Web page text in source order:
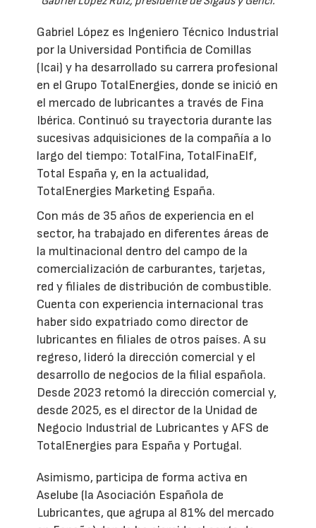
Gabriel López es Ingeniero Técnico Industrial
por la Universidad Pontificia de Comillas
(Icai) y ha desarrollado su carrera profesional
en el Grupo TotalEnergies, donde se inició en
el mercado de lubricantes a través de Fina
Ibérica. Continuó su trayectoria durante las
sucesivas adquisiciones de la compañía a lo
largo del tiempo: TotalFina, TotalFinaElf,
Total España y, en la actualidad,
TotalEnergies Marketing España.
Con más de 35 años de experiencia en el
sector, ha trabajado en diferentes áreas de
la multinacional dentro del campo de la
comercialización de carburantes, tarjetas,
red y filiales de distribución de combustible.
Cuenta con experiencia internacional tras
haber sido expatriado como director de
lubricantes en filiales de otros países. A su
regreso, lideró la dirección comercial y el
desarrollo de negocios de la filial española.
Desde 2023 retomó la dirección comercial y,
desde 2025, es el director de la Unidad de
Negocio Industrial de Lubricantes y AFS de
TotalEnergies para España y Portugal.
Asimismo, participa de forma activa en
Aselube (la Asociación Española de
Lubricantes, que agrupa al 81% del mercado